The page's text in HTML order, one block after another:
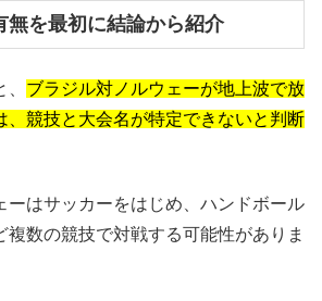
無を最初に結論から紹介
ブラジル対ノルウェーが地上波で放
、競技と大会名が特定できないと判断
ーはサッカーをはじめ、ハンドボール
複数の競技で対戦する可能性がありま